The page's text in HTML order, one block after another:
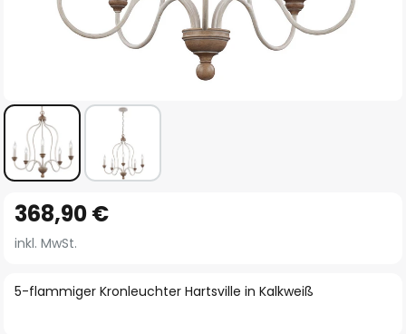
Anfang
der
springen
5-flammiger Kronleuchter Hartsville in Kalkweiß
368,90 €
inkl. MwSt.